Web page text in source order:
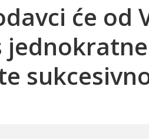
će od